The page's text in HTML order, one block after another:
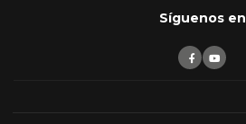
Síguenos en